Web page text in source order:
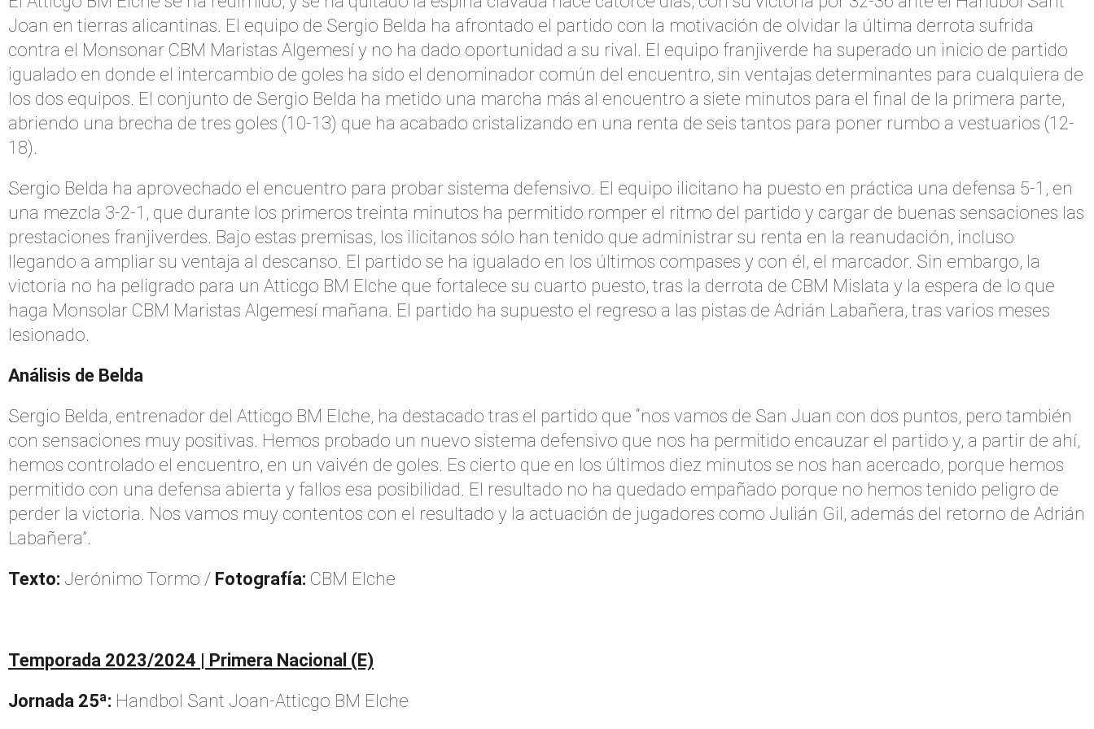
Joan en tierras alicantinas. El equipo de Sergio Belda ha afrontado el partido con la motivación de olvidar la última derrota sufrida
contra el Monsonar CBM Maristas Algemesí y no ha dado oportunidad a su rival. El equipo franjiverde ha superado un inicio de partido
igualado en donde el intercambio de goles ha sido el denominador común del encuentro, sin ventajas determinantes para cualquiera de
los dos equipos. El conjunto de Sergio Belda ha metido una marcha más al encuentro a siete minutos para el final de la primera parte,
abriendo una brecha de tres goles (10-13) que ha acabado cristalizando en una renta de seis tantos para poner rumbo a vestuarios (12-
18).
Sergio Belda ha aprovechado el encuentro para probar sistema defensivo. El equipo ilicitano ha puesto en práctica una defensa 5-1, en
una mezcla 3-2-1, que durante los primeros treinta minutos ha permitido romper el ritmo del partido y cargar de buenas sensaciones las
prestaciones franjiverdes. Bajo estas premisas, los ilicitanos sólo han tenido que administrar su renta en la reanudación, incluso
llegando a ampliar su ventaja al descanso. El partido se ha igualado en los últimos compases y con él, el marcador. Sin embargo, la
victoria no ha peligrado para un Atticgo BM Elche que fortalece su cuarto puesto, tras la derrota de CBM Mislata y la espera de lo que
haga Monsolar CBM Maristas Algemesí mañana. El partido ha supuesto el regreso a las pistas de Adrián Labañera, tras varios meses
lesionado.
Análisis de Belda
Sergio Belda, entrenador del Atticgo BM Elche, ha destacado tras el partido que “nos vamos de San Juan con dos puntos, pero también
con sensaciones muy positivas. Hemos probado un nuevo sistema defensivo que nos ha permitido encauzar el partido y, a partir de ahí,
hemos controlado el encuentro, en un vaivén de goles. Es cierto que en los últimos diez minutos se nos han acercado, porque hemos
permitido con una defensa abierta y fallos esa posibilidad. El resultado no ha quedado empañado porque no hemos tenido peligro de
perder la victoria. Nos vamos muy contentos con el resultado y la actuación de jugadores como Julián Gil, además del retorno de Adrián
Labañera”.
Texto: Jerónimo Tormo / Fotografía: CBM Elche
Temporada 2023/2024 | Primera Nacional (E)
Jornada 25ª: Handbol Sant Joan-Atticgo BM Elche